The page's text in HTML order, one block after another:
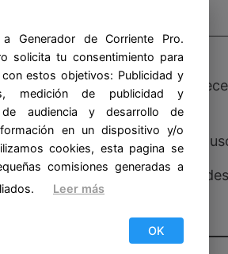
ligero y portátil, el AC180P
y potencia, ideal para
potencia similar, el AC180 se
en ciclos de vida.
Generador de Corriente Pro.
solicita tu consentimiento para
estos objetivos: Publicidad y
medición de publicidad y
de audiencia y desarrollo de
en un dispositivo y/o
cookies, esta pagina se
comisiones generadas a
Leer más
OK